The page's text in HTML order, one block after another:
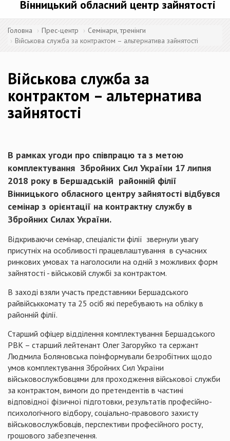
Вінницький обласний центр зайнятості
Головна Прес-центр
Семінари, тренінги
Військова служба за контрактом – альтернатива зайнятості
Військова служба за
контрактом – альтернатива
зайнятості
В рамках угоди про співпрацю та з метою
комплектування Збройних Сил України 17 липня
2018 року в Бершадській районній філії
Вінницького обласного центру зайнятості відбувся
семінар з орієнтації на контрактну службу в
Збройних Силах України.
Відкриваючи семінар, спеціалісти філії звернули увагу
присутніх на особливості працевлаштування в сучасних
ринкових умовах та наголосили на одній з можливих форм
зайнятості - військовій службі за контрактом.
В заході взяли участь представники Бершадського
райвійськкомату та 25 осіб які перебувають на обліку в
районній філії.
Старший офіцер відділення комплектування Бершадського
РВК – старший лейтенант Олег Загоруйко та сержант
Людмила Боляновська поінформували безробітних щодо
умов комплектування Збройних Сил України
військовослужбовцями для проходження військової служби
за контрактом, вимоги до претендентів в частині
відповідної фізичної підготовки, результатів професійно-
психологічного відбору, соціально-правового захисту
військовослужбовців, перспективи професійного росту,
грошового забезпечення.